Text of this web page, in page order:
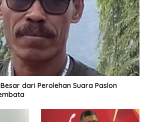
dari Perolehan Suara Paslon